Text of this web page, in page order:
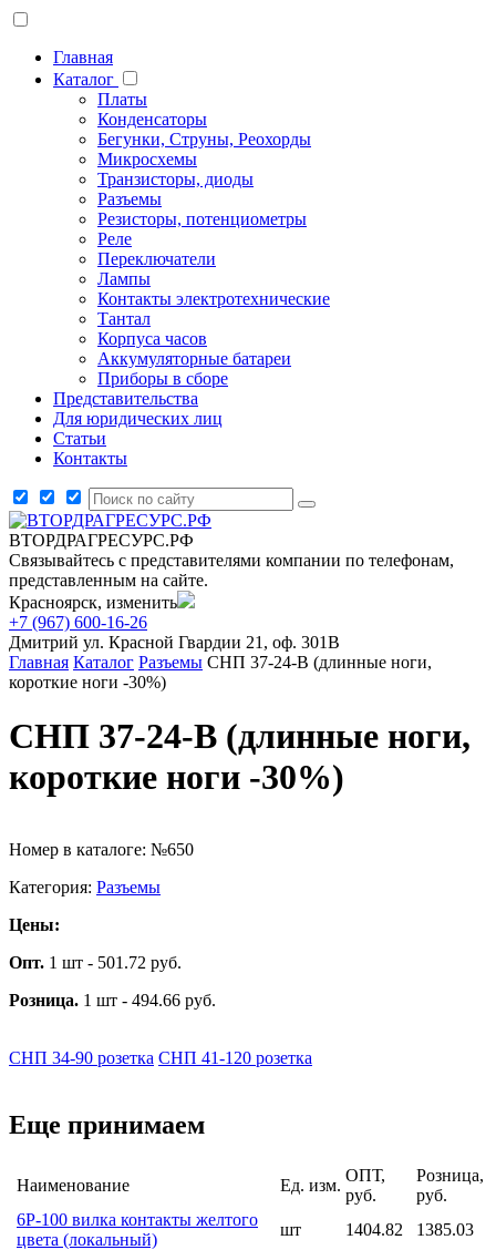
Главная
Каталог
Платы
Конденсаторы
Бегунки, Струны, Реохорды
Микросхемы
Транзисторы, диоды
Разъемы
Резисторы, потенциометры
Реле
Переключатели
Лампы
Контакты электротехнические
Тантал
Корпуса часов
Аккумуляторные батареи
Приборы в сборе
Представительства
Для юридических лиц
Статьи
Контакты
ВТОРДРАГРЕСУРС.РФ
Связывайтесь с представителями компании по телефонам,
представленным на сайте.
Красноярск, изменить
+7 (967) 600-16-26
Дмитрий ул. Красной Гвардии 21, оф. 301В
Главная Каталог Разъемы СНП 37-24-В (длинные ноги,
короткие ноги -30%)
СНП 37-24-В (длинные ноги,
короткие ноги -30%)
Номер в каталоге: №650
Категория: Разъемы
Цены:
Опт. 1 шт - 501.72 руб.
Розница. 1 шт - 494.66 руб.
СНП 34-90 розетка СНП 41-120 розетка
Еще принимаем
Наименование Ед. изм.
ОПТ,
руб.
Розница,
руб.
6Р-100 вилка контакты желтого
цвета (локальный)
шт 1404.82
1385.03